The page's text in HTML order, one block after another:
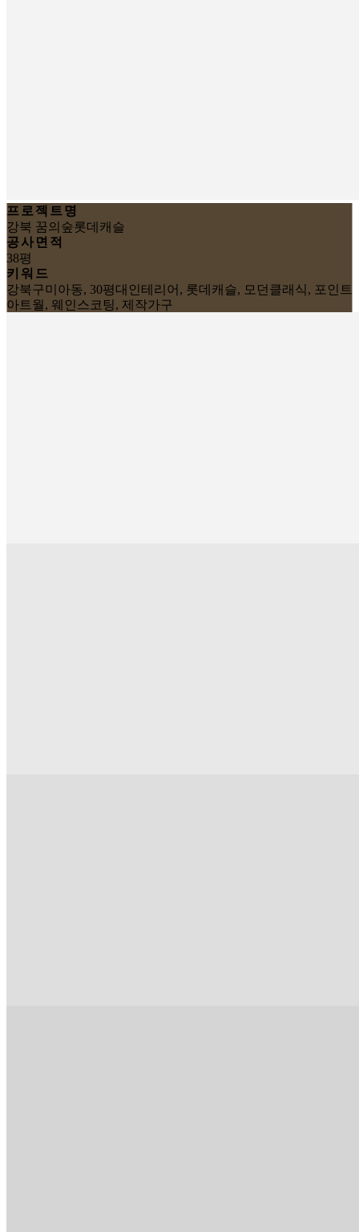
프로젝트명
강북 꿈의숲롯데캐슬
공사면적
38평
키워드
강북구미아동, 30평대인테리어, 롯데캐슬, 모던클래식, 포인트
아트월, 웨인스코팅, 제작가구